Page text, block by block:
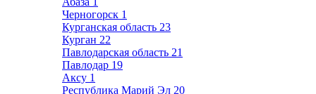
Черногорск 1
Курганская область 23
Курган 22
Павлодарская область 21
Павлодар 19
Аксу 1
Республика Марий Эл 20